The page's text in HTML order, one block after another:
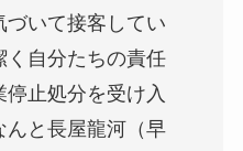
づいて接客してい
く自分たちの責任
止処分を受け入
んと長屋龍河（早